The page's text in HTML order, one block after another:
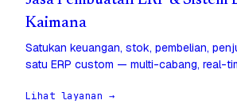
Kaimana
Satukan keuangan, stok, pembelian,
satu ERP custom — multi-cabang, real-
Lihat layanan →